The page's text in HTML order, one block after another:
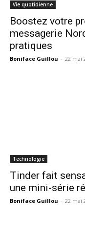
Vie quotidienne
Boostez votre
messagerie
pratiques
Boniface Guillou - 22 mai
Technologie
Tinder fait
une mini-série
Boniface Guillou - 22 mai